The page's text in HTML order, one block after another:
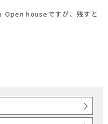
houseですが、残すと